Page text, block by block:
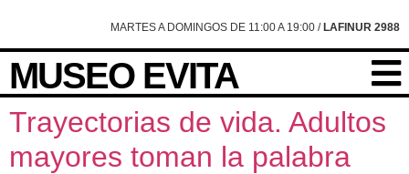
MARTES A DOMINGOS DE 11:00 A 19:00 / LAFINUR 2988
MUSEO EVITA
Trayectorias de vida. Adultos
mayores toman la palabra